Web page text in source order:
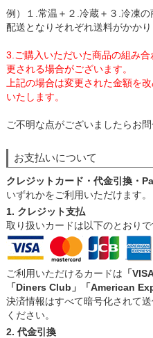
例）１.常温＋２.冷蔵＋３.冷凍
配送となりそれぞれ送料がかかり
3.ご購入いただいた商品の組み
更される場合がございます。
上記の場合は変更された金額を
いたします。
ご不明な点がございましたらお問
お支払いについて
クレジットカード・代金引換・
いずれかをご利用いただけます。
1. クレジット支払
取り扱いカードは以下のとおりで
ご利用いただけるカードは 「
「Diners Club」「American
決済情報はすべて暗号化されて
ください。
2. 代金引換